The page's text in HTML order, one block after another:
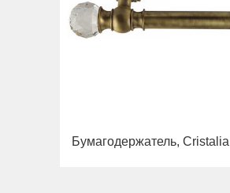
Бумагодержатель, Cristalia